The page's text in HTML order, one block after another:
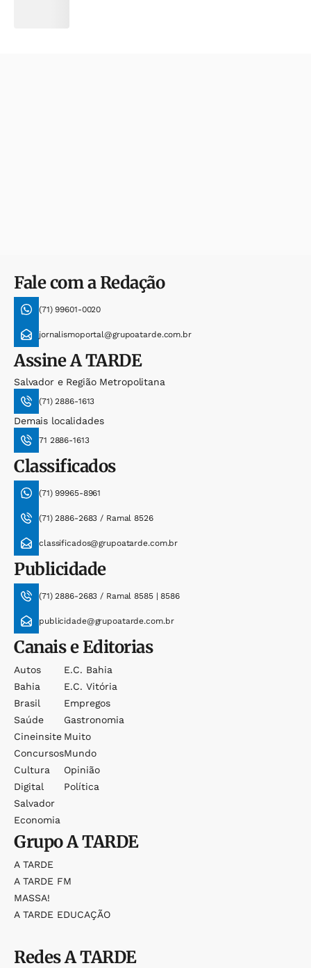
Fale com a Redação
(71) 99601-0020
jornalismoportal@grupoatarde.com.br
AssineA TARDE
Salvador e Região Metropolitana
(71) 2886-1613
Demais localidades
71 2886-1613
Classificados
(71) 99965-8961
(71) 2886-2683 / Ramal 8526
classificados@grupoatarde.com.br
Publicidade
(71) 2886-2683 / Ramal 8585 | 8586
publicidade@grupoatarde.com.br
Canais e Editorias
Autos
Bahia
Brasil
Saúde
Cineinsite
Concursos
Cultura
Digital
Salvador
Economia
E.c. Bahia
E.c. Vitória
Empregos
Gastronomia
Muito
Mundo
Opinião
Política
GrupoA TARDE
A TARDE
A TARDE FM
MASSA!
A TARDE EDUCAÇÃO
RedesA TARDE